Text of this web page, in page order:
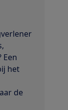
het
de